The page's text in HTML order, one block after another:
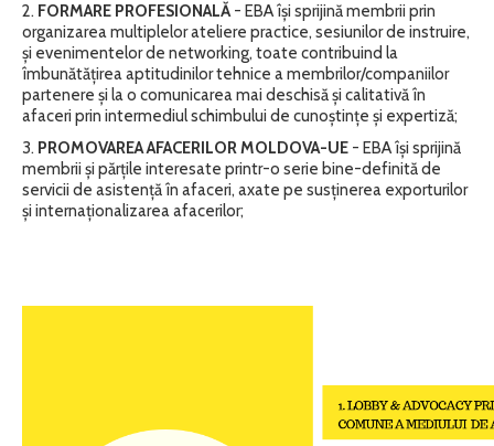
FORMARE PROFESIONALĂ- EBA își sprijină membrii prin
organizarea multiplelor ateliere practice, sesiunilor de instruire,
și evenimentelor de networking, toate contribuind la
îmbunătățirea aptitudinilor tehnice a membrilor/companiilor
partenere și la o comunicarea mai deschisă și calitativă în
afaceri prin intermediul schimbului de cunoștințe și expertiză;
PROMOVAREA AFACERILOR MOLDOVA-UE - EBA își sprijină
membrii și părțile interesate printr-o serie bine-definită de
servicii de asistență în afaceri, axate pe susținerea exporturilor
și internaționalizarea afacerilor;